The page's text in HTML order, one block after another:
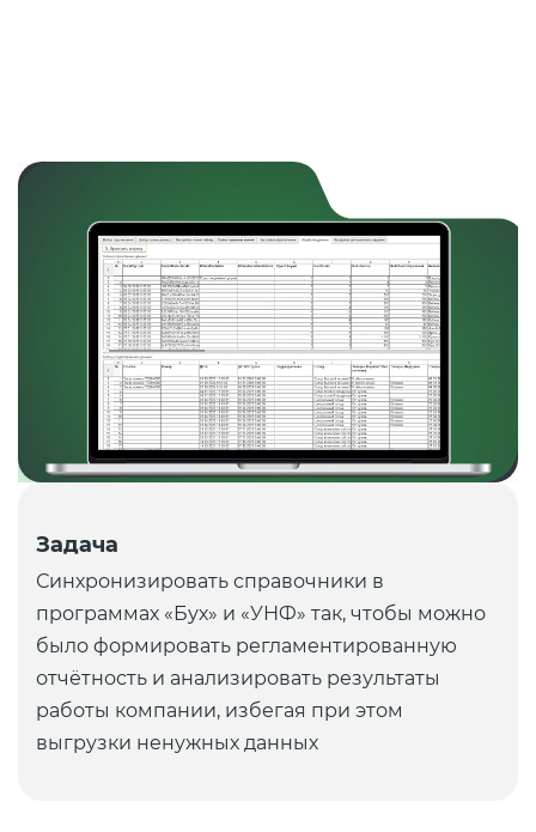
Задача
Синхронизировать справочники в
программах «Бух» и «УНФ» так, чтобы можно
было формировать регламентированную
отчётность и анализировать результаты
работы компании, избегая при этом
выгрузки ненужных данных